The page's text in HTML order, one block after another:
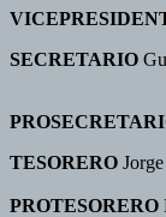
SECRETARIO
TESORERO
PROTESORERO